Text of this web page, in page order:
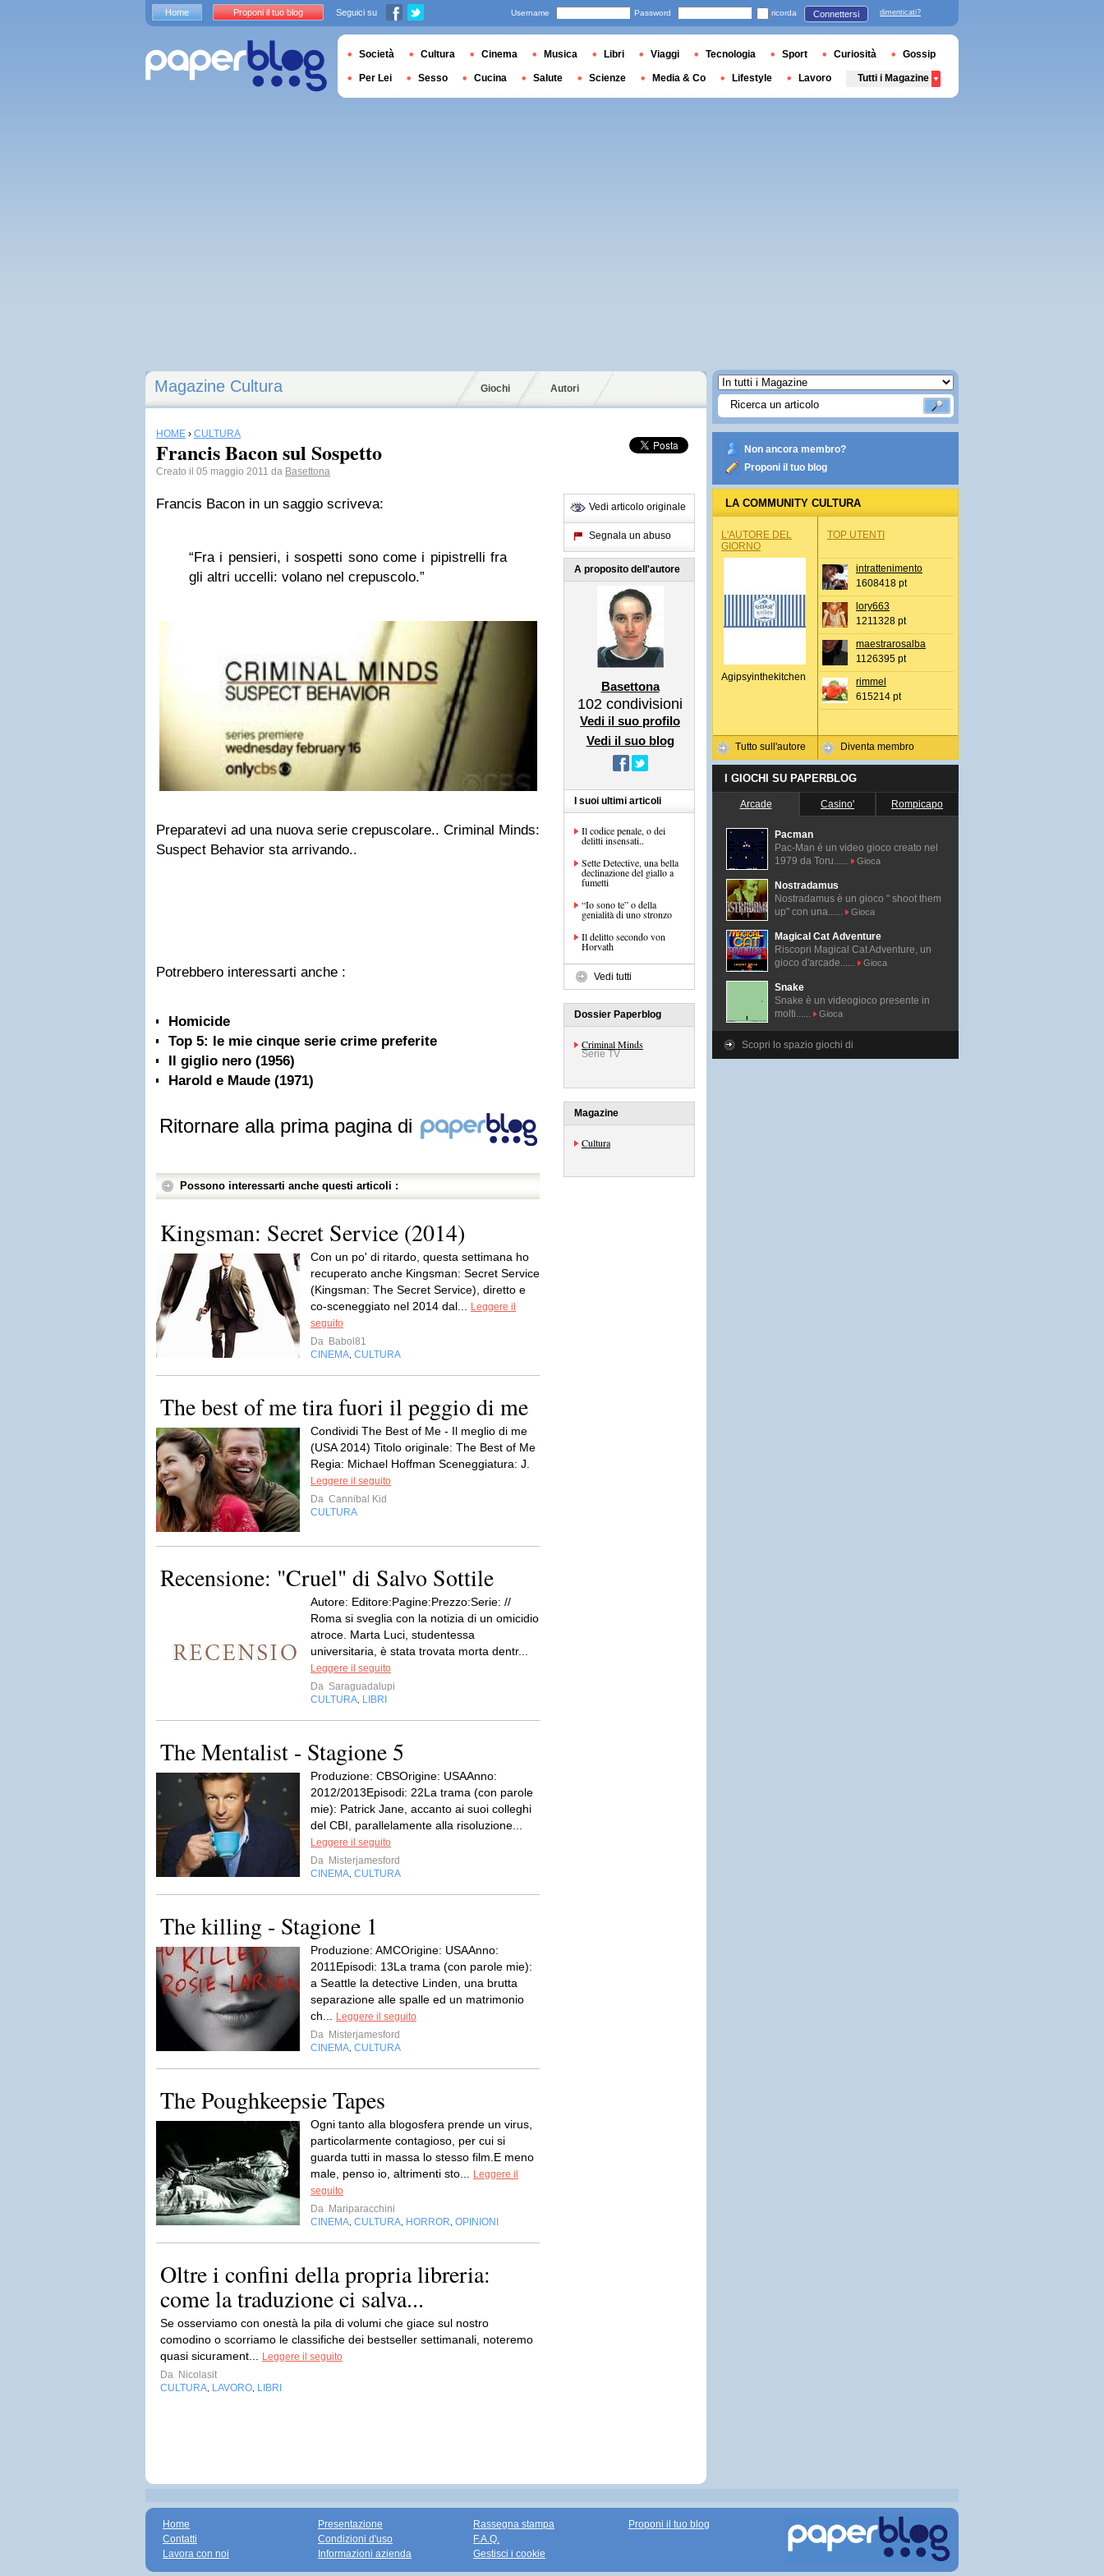
Magazine Cultura Giochi Autori
HOME › CULTURA
Francis Bacon sul Sospetto
Creato il 05 maggio 2011 da Basettona
Francis Bacon in un saggio scriveva:
“Fra i pensieri, i sospetti sono come i pipistrelli fra
gli altri uccelli: volano nel crepuscolo.”
Preparatevi ad una nuova serie crepuscolare.. Criminal Minds:
Suspect Behavior sta arrivando..
Potrebbero interessarti anche :
Homicide
Top 5: le mie cinque serie crime preferite
Il giglio nero (1956)
Harold e Maude (1971)
Ritornare alla prima pagina di
Possono interessarti anche questi articoli :
Kingsman: Secret Service (2014)
Con un po' di ritardo, questa settimana ho
recuperato anche Kingsman: Secret Service
(Kingsman: The Secret Service), diretto e
co-sceneggiato nel 2014 dal...
Leggere il
seguito
Da Babol81
CINEMA CULTURA
The best of me tira fuori il peggio di me
Condividi The Best of Me - Il meglio di me
(USA 2014) Titolo originale: The Best of Me
Regia: Michael Hoffman Sceneggiatura: J.
Leggere il seguito
Da Cannibal Kid
CULTURA
Recensione: "Cruel" di Salvo Sottile
Autore: Editore:Pagine:Prezzo:Serie: //
Roma si sveglia con la notizia di un omicidio
atroce. Marta Luci, studentessa
universitaria, è stata trovata morta dentr...
Leggere il seguito
Da Saraguadalupi
CULTURA LIBRI
The Mentalist - Stagione 5
Produzione: CBSOrigine: USAAnno:
2012/2013Episodi: 22La trama (con parole
mie): Patrick Jane, accanto ai suoi colleghi
del CBI, parallelamente alla risoluzione...
Leggere il seguito
Da Misterjamesford
CINEMA CULTURA
The killing - Stagione 1
Produzione: AMCOrigine: USAAnno:
2011Episodi: 13La trama (con parole mie):
a Seattle la detective Linden, una brutta
separazione alle spalle ed un matrimonio
ch...
Leggere il seguito
Da Misterjamesford
CINEMA CULTURA
The Poughkeepsie Tapes
Ogni tanto alla blogosfera prende un virus,
particolarmente contagioso, per cui si
guarda tutti in massa lo stesso film.E meno
male, penso io, altrimenti sto...
Leggere il
seguito
Da Mariparacchini
CINEMA CULTURA HORROR OPINIONI
Oltre i confini della propria libreria:
come la traduzione ci salva...
Se osserviamo con onestà la pila di volumi che giace sul nostro
comodino o scorriamo le classifiche dei bestseller settimanali, noteremo
quasi sicurament...
Leggere il seguito
Da Nicolasit
CULTURA LAVORO LIBRI
Vedi articolo originale
Segnala un abuso
A proposito dell'autore
Basettona
102 condivisioni
Vedi il suo profilo
Vedi il suo blog
I suoi ultimi articoli
Il codice penale, o dei
delitti insensati..
Sette Detective, una bella
declinazione del giallo a
fumetti
“Io sono te” o della
genialità di uno stronzo
Il delitto secondo von
Horvath
Vedi tutti
Dossier Paperblog
Criminal Minds
Serie TV
Magazine
Cultura
Non ancora membro?
Proponi il tuo blog
LA COMMUNITY CULTURA
L'AUTORE DEL
GIORNO
Agipsyinthekitchen
Tutto sull'autore
TOP UTENTI
intrattenimento
1608418 pt
lory663
1211328 pt
maestrarosalba
1126395 pt
rimmel
615214 pt
Diventa membro
I GIOCHI SU PAPERBLOG
Arcade Casino' Rompicapo
Pacman
Pac-Man é un video gioco creato nel
1979 da Toru......
Gioca
Nostradamus
Nostradamus è un gioco " shoot them
up" con una......
Gioca
Magical Cat Adventure
Riscopri Magical Cat Adventure, un
gioco d'arcade......
Gioca
Snake
Snake è un videogioco presente in
molti......
Gioca
Scopri lo spazio giochi di
Home Proponi il tuo blog Seguici su Username Password ricorda Connettersi dimenticati?
Società Cultura Cinema Musica Libri Viaggi Tecnologia Sport Curiosità Gossip
Per Lei Sesso Cucina Salute Scienze Media & Co Lifestyle Lavoro Tutti i Magazine
Home
Contatti
Lavora con noi
Presentazione
Condizioni d'uso
Informazioni azienda
Rassegna stampa
F.A.Q.
Gestisci i cookie
Proponi il tuo blog